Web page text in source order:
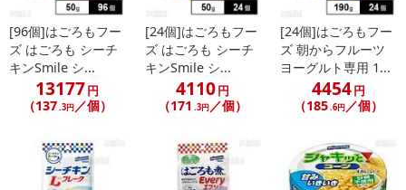
発送日カレンダー
[96個]はごろもフー
ズ はごろも シーチ
キンSmile シ...
13177円
（137.3円／個）
[24個]はごろもフー
ズ はごろも シーチ
キンSmile シ...
4110円
（171 .3円／個）
[24個]はごろもフー
ズ 朝からフルーツ
ヨーグルト専用 1...
4454円
（185.6円／個）